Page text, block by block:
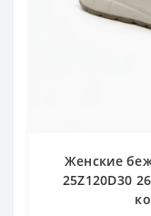
Женские
25Z120D30